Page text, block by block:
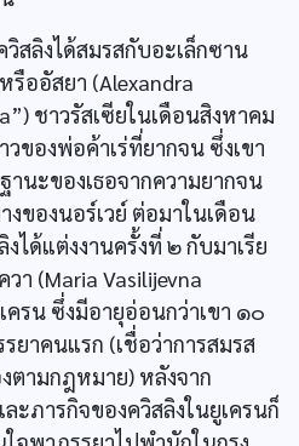
สลิงได้สมรสกับอะเล็กซาน
รืออัสยา (Alexandra
ชาวรัสเซียในเดือนสิงหาคม
ของพ่อค้าเร่ที่ยากจน ซึ่งเขา
านะของเธอจากความยากจน
ของนอร์เวย์ ต่อมาในเดือน
ได้แต่งงานครั้งที่ ๒ กับมาเรีย
า (Maria Vasilijevna
ครน ซึ่งมีอายุอ่อนกว่าเขา ๑๐
ยาคนแรก (เชื่อว่าการสมรส
ตามกฎหมาย) หลังจาก
ะภารกิจของควิสลิงในยูเครนก็